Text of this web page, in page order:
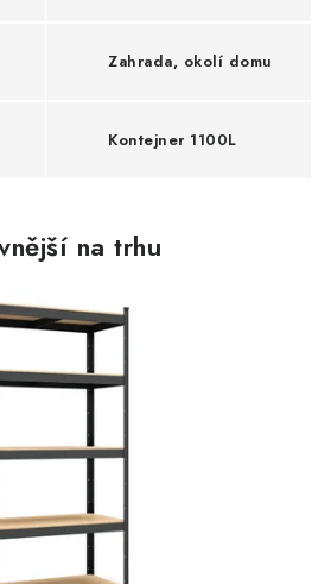
Zahrada, okolí domu
Kontejner 1100L
na trhu